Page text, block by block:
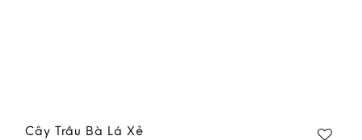
Cây Trầu Bà Lá Xẻ